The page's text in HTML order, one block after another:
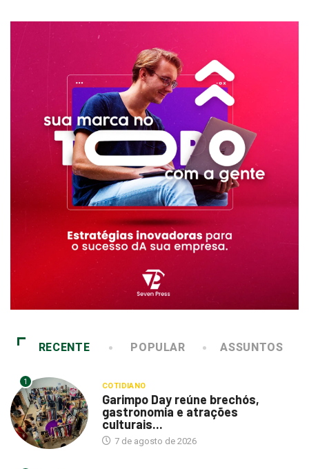
RECENTE POPULAR ASSUNTOS
1 COTIDIANO
Garimpo Day reúne brechós,
gastronomia e atrações
culturais...
7 de agosto de 2026